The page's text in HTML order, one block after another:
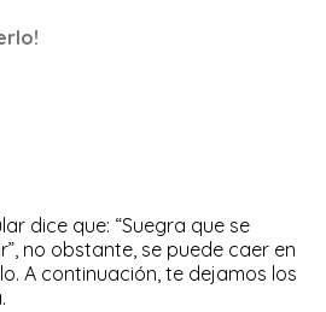
dice que: “Suegra que se
no obstante, se puede caer en
A continuación, te dejamos los